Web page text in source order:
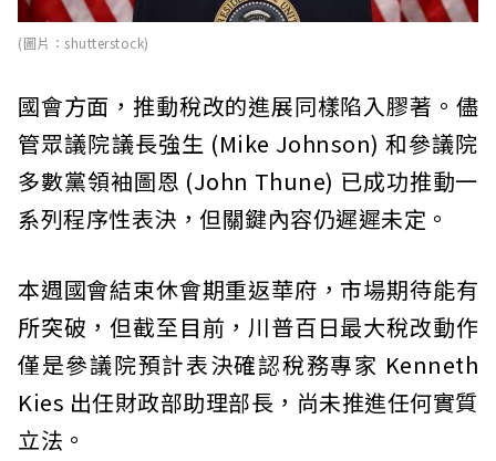
(圖片：shutterstock)
國會方面，推動稅改的進展同樣陷入膠著。儘
管眾議院議長強生 (Mike Johnson) 和參議院
多數黨領袖圖恩 (John Thune) 已成功推動一
系列程序性表決，但關鍵內容仍遲遲未定。
本週國會結束休會期重返華府，市場期待能有
所突破，但截至目前，川普百日最大稅改動作
僅是參議院預計表決確認稅務專家 Kenneth
Kies 出任財政部助理部長，尚未推進任何實質
立法。